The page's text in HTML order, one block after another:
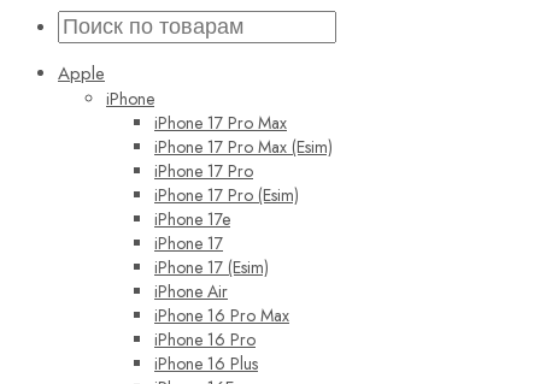
Apple
iPhone
iPhone 17 Pro Max
iPhone 17 Pro Max (Esim)
iPhone 17 Pro
iPhone 17 Pro (Esim)
iPhone 17e
iPhone 17
iPhone 17 (Esim)
iPhone Air
iPhone 16 Pro Max
iPhone 16 Pro
iPhone 16 Plus